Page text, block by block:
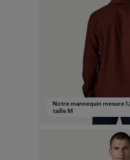
Notre mannequin mesure
taille M